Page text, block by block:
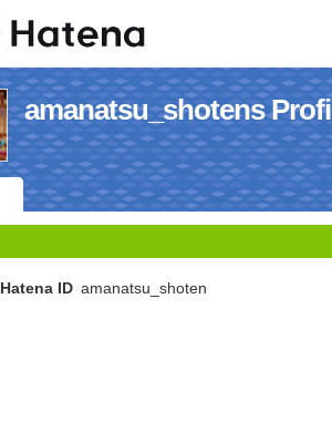
amanatsu_shotens Profil
Hatena ID amanatsu_shoten